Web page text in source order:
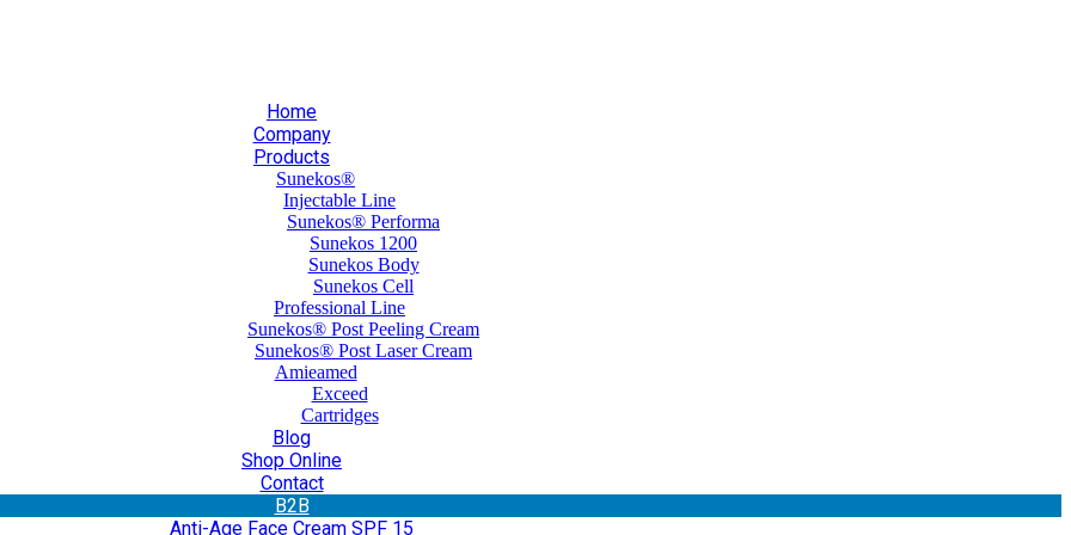
Home
Company
Products
Sunekos®
Injectable Line
Sunekos® Performa
Sunekos 1200
Sunekos Body
Sunekos Cell
Professional Line
Sunekos® Post Peeling Cream
Sunekos® Post Laser Cream
Amieamed
Exceed
Cartridges
Blog
Shop Online
Contact
Β2Β
Anti-Age Face Cream SPF 15